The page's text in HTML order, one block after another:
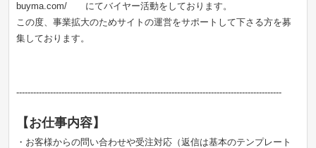
buyma.com/ にてバイヤー活動をしております。
この度、事業拡大のためサイトの運営をサポートして下さる方を募
集しております。
----------------------------------------------------------------------------------------------
【お仕事内容】
・お客様からの問い合わせや受注対応（返信は基本のテンプレート